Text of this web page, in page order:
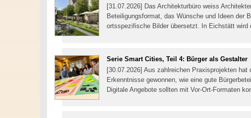
[31.07.2026] Das Architekturbüro weiss
Beteiligungsformat, das Wünsche und Ideen der
ortsspezifische Bilder übersetzt. In Eichstätt wird
Serie Smart Cities, Teil 4: Bürger als Gestalter
[30.07.2026] Aus zahlreichen Praxisprojekten
Erkenntnisse gewonnen, wie eine gute
Digitale Angebote sollten mit Vor-Ort-Formaten